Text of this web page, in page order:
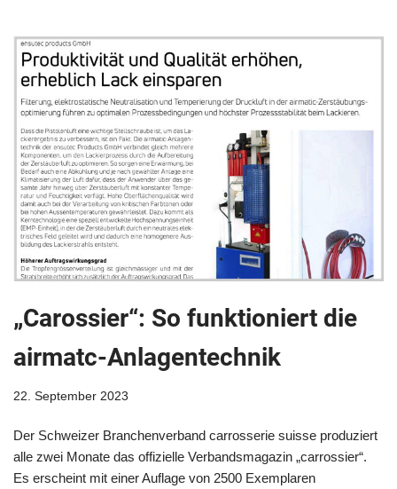
„Carossier“: So funktioniert die
airmatc-Anlagentechnik
22. September 2023
Der Schweizer Branchenverband carrosserie suisse produziert
alle zwei Monate das offizielle Verbandsmagazin „carrossier“.
Es erscheint mit einer Auflage von 2500 Exemplaren